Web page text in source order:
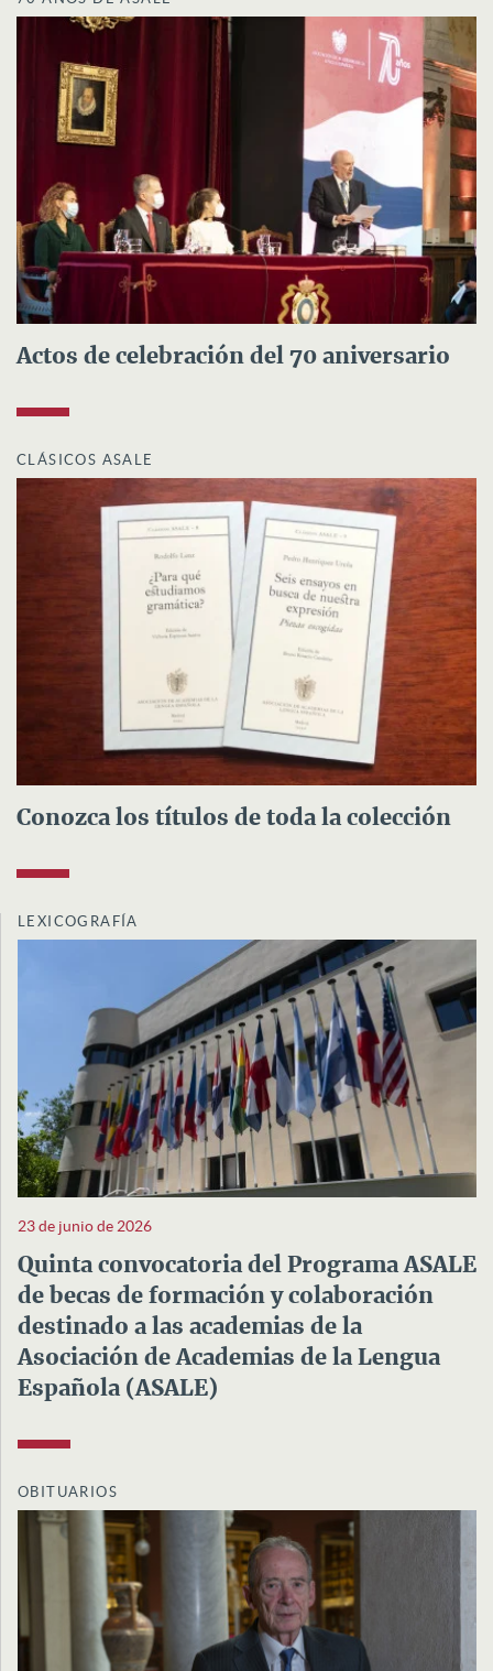
Actos de celebración del 70 aniversario
CLÁSICOS ASALE
Conozca los títulos de toda la colección
LEXICOGRAFÍA
23 de junio de 2026
Quinta convocatoria del Programa ASALE
de becas de formación y colaboración
destinado a las academias de la
Asociación de Academias de la Lengua
Española (ASALE)
OBITUARIOS